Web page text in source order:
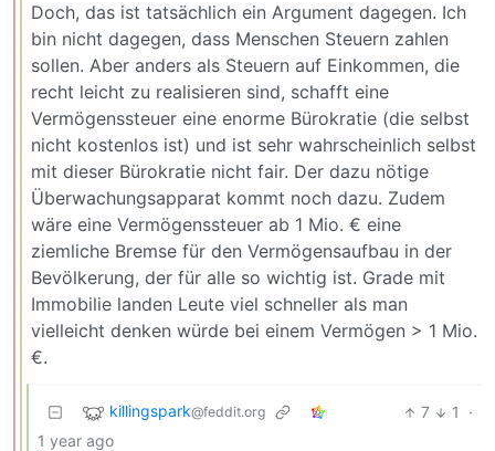
Doch, das ist tatsächlich ein Argument dagegen. Ich
bin nicht dagegen, dass Menschen Steuern zahlen
sollen. Aber anders als Steuern auf Einkommen, die
recht leicht zu realisieren sind, schafft eine
Vermögenssteuer eine enorme Bürokratie (die selbst
nicht kostenlos ist) und ist sehr wahrscheinlich selbst
mit dieser Bürokratie nicht fair. Der dazu nötige
Überwachungsapparat kommt noch dazu. Zudem
wäre eine Vermögenssteuer ab 1 Mio. € eine
ziemliche Bremse für den Vermögensaufbau in der
Bevölkerung, der für alle so wichtig ist. Grade mit
Immobilie landen Leute viel schneller als man
vielleicht denken würde bei einem Vermögen > 1 Mio.
€.
killingspark@feddit.org 7 1
·
1 year ago